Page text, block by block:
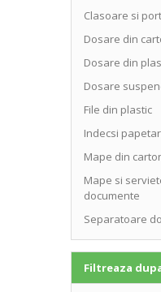
Clasoare si
Dosare din
Dosare din
Dosare
File din plastic
Indecsi
Mape din
Mape si
documente
Separatoare
Filtreaza